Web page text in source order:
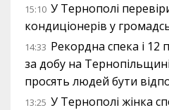
15:10 У Тернополі
кондиціонерів у
14:33 Рекордна спека і 12
за добу на
просять людей бути
13:25 У Тернополі жінка